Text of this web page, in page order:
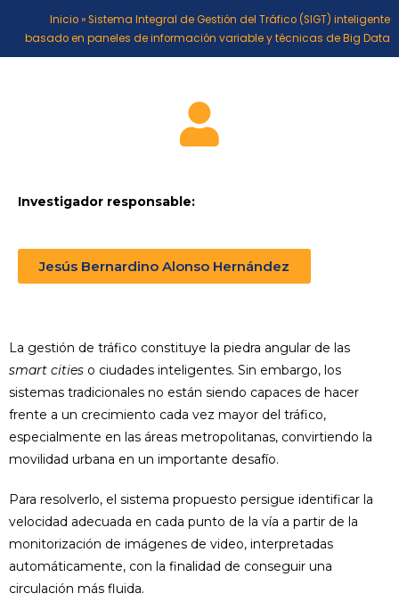
Inicio»Sistema Integral de Gestión del Tráfico (SIGT) inteligente
basado en paneles de información variable y técnicas de Big Data
Investigador responsable:
Jesús Bernardino Alonso Hernández
La gestión de tráfico constituye la piedra angular de las
smart cities o ciudades inteligentes. Sin embargo, los
sistemas tradicionales no están siendo capaces de hacer
frente a un crecimiento cada vez mayor del tráfico,
especialmente en las áreas metropolitanas, convirtiendo la
movilidad urbana en un importante desafío.
Para resolverlo, el sistema propuesto persigue identificar la
velocidad adecuada en cada punto de la vía a partir de la
monitorización de imágenes de video, interpretadas
automáticamente, con la finalidad de conseguir una
circulación más fluida.